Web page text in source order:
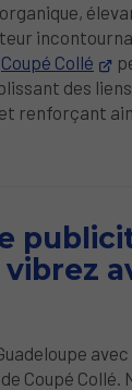
Coupé Collé
des
renforçant
Coupé Collé.